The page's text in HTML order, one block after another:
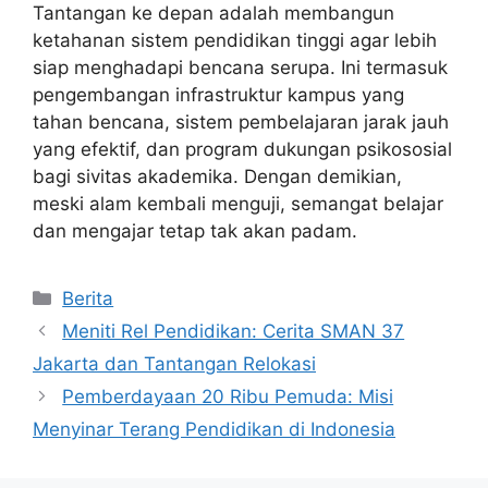
Tantangan ke depan adalah membangun
ketahanan sistem pendidikan tinggi agar lebih
siap menghadapi bencana serupa. Ini termasuk
pengembangan infrastruktur kampus yang
tahan bencana, sistem pembelajaran jarak jauh
yang efektif, dan program dukungan psikososial
bagi sivitas akademika. Dengan demikian,
meski alam kembali menguji, semangat belajar
dan mengajar tetap tak akan padam.
Kategori
Berita
Meniti Rel Pendidikan: Cerita SMAN 37
Jakarta dan Tantangan Relokasi
Pemberdayaan 20 Ribu Pemuda: Misi
Menyinar Terang Pendidikan di Indonesia